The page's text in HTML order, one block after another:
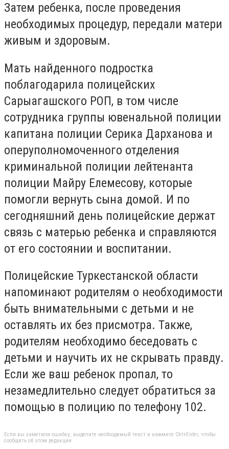
Затем ребенка, после проведения
необходимых процедур, передали матери
живым и здоровым.
Мать найденного подростка
поблагодарила полицейских
Сарыагашского РОП, в том числе
сотрудника группы ювенальной полиции
капитана полиции Серика Дарханова и
оперуполномоченного отделения
криминальной полиции лейтенанта
полиции Майру Елемесову, которые
помогли вернуть сына домой. И по
сегодняшний день полицейские держат
связь с матерью ребенка и справляются
от его состоянии и воспитании.
Полицейские Туркестанской области
напоминают родителям о необходимости
быть внимательными с детьми и не
оставлять их без присмотра. Также,
родителям необходимо беседовать с
детьми и научить их не скрывать правду.
Если же ваш ребенок пропал, то
незамедлительно следует обратиться за
помощью в полицию по телефону 102.
Если вы заметили ошибку, выделите необходимый текст и нажмите Ctrl+Enter, чтобы
сообщить об этом редакции